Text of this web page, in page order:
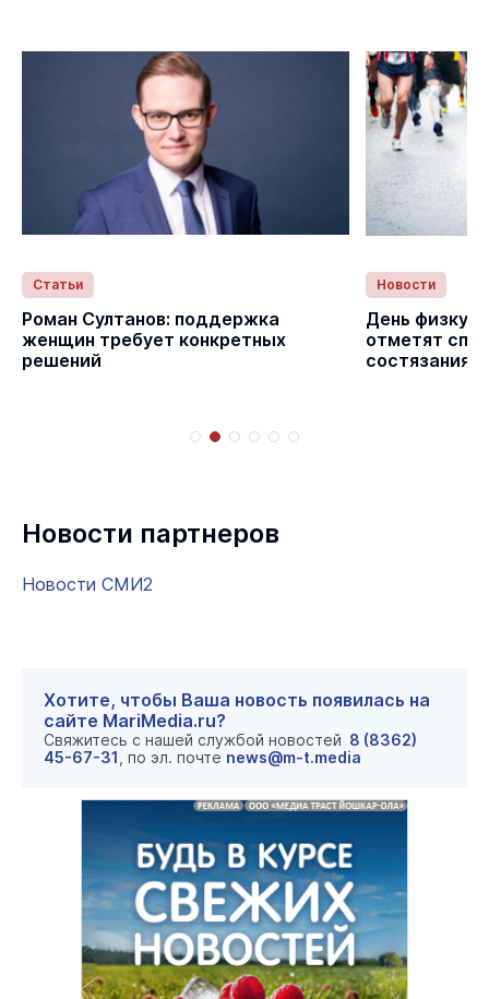
Статьи
Роман Султанов: поддержка
женщин требует конкретных
решений
Новости
День
отметят
Новости партнеров
Новости СМИ2
Хотите, чтобы Ваша новость появилась на
сайте MariMedia.ru?
Свяжитесь с нашей службой новостей 8 (8362)
45-67-31 , по эл. почте news@m-t.media